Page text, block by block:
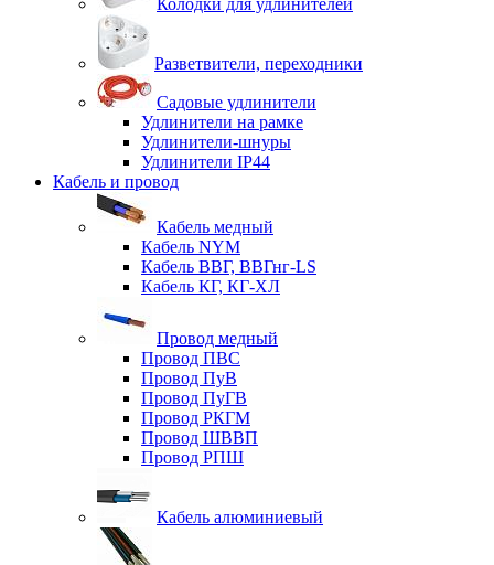
Колодки для удлинителей
Разветвители, переходники
Садовые удлинители
Удлинители на рамке
Удлинители-шнуры
Удлинители IP44
Кабель и провод
Кабель медный
Кабель NYM
Кабель ВВГ, ВВГнг-LS
Кабель КГ, КГ-ХЛ
Провод медный
Провод ПВС
Провод ПуВ
Провод ПуГВ
Провод РКГМ
Провод ШВВП
Провод РПШ
Кабель алюминиевый